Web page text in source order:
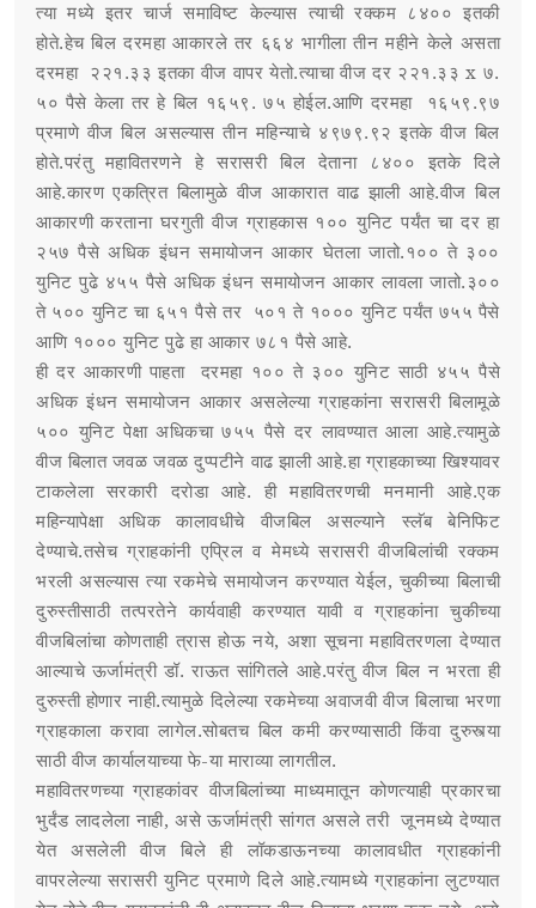
त्या मध्ये इतर चार्ज समाविष्ट केल्यास त्याची रक्कम ८४०० इतकी
होते.हेच बिल दरमहा आकारले तर ६६४ भागीला तीन महीने केले असता
दरमहा २२१.३३ इतका वीज वापर येतो.त्याचा वीज दर २२१.३३ x ७.
५० पैसे केला तर हे बिल १६५९. ७५ होईल.आणि दरमहा १६५९.९७
प्रमाणे वीज बिल असल्यास तीन महिन्याचे ४९७९.९२ इतके वीज बिल
होते.परंतु महावितरणने हे सरासरी बिल देताना ८४०० इतके दिले
आहे.कारण एकत्रित बिलामुळे वीज आकारात वाढ झाली आहे.वीज बिल
आकारणी करताना घरगुती वीज ग्राहकास १०० युनिट पर्यंत चा दर हा
२५७ पैसे अधिक इंधन समायोजन आकार घेतला जातो.१०० ते ३००
युनिट पुढे ४५५ पैसे अधिक इंधन समायोजन आकार लावला जातो.३००
ते ५०० युनिट चा ६५१ पैसे तर ५०१ ते १००० युनिट पर्यंत ७५५ पैसे
आणि १००० युनिट पुढे हा आकार ७८१ पैसे आहे.
ही दर आकारणी पाहता दरमहा १०० ते ३०० युनिट साठी ४५५ पैसे
अधिक इंधन समायोजन आकार असलेल्या ग्राहकांना सरासरी बिलामूळे
५०० युनिट पेक्षा अधिकचा ७५५ पैसे दर लावण्यात आला आहे.त्यामुळे
वीज बिलात जवळ जवळ दुप्पटीने वाढ झाली आहे.हा ग्राहकाच्या खिश्यावर
टाकलेला सरकारी दरोडा आहे. ही महावितरणची मनमानी आहे.एक
महिन्यापेक्षा अधिक कालावधीचे वीजबिल असल्याने स्लॅब बेनिफिट
देण्याचे.तसेच ग्राहकांनी एप्रिल व मेमध्ये सरासरी वीजबिलांची रक्कम
भरली असल्यास त्या रकमेचे समायोजन करण्यात येईल, चुकीच्या बिलाची
दुरुस्तीसाठी तत्परतेने कार्यवाही करण्यात यावी व ग्राहकांना चुकीच्या
वीजबिलांचा कोणताही त्रास होऊ नये, अशा सूचना महावितरणला देण्यात
आल्याचे ऊर्जामंत्री डॉ. राऊत सांगितले आहे.परंतु वीज बिल न भरता ही
दुरुस्ती होणार नाही.त्यामुळे दिलेल्या रकमेच्या अवाजवी वीज बिलाचा भरणा
ग्राहकाला करावा लागेल.सोबतच बिल कमी करण्यासाठी किंवा दुरुस्त्या
साठी वीज कार्यालयाच्या फे-या माराव्या लागतील.
महावितरणच्या ग्राहकांवर वीजबिलांच्या माध्यमातून कोणत्याही प्रकारचा
भुर्दंड लादलेला नाही, असे ऊर्जामंत्री सांगत असले तरी जूनमध्ये देण्यात
येत असलेली वीज बिले ही लॉकडाऊनच्या कालावधीत ग्राहकांनी
वापरलेल्या सरासरी युनिट प्रमाणे दिले आहे.त्यामध्ये ग्राहकांना लुटण्यात